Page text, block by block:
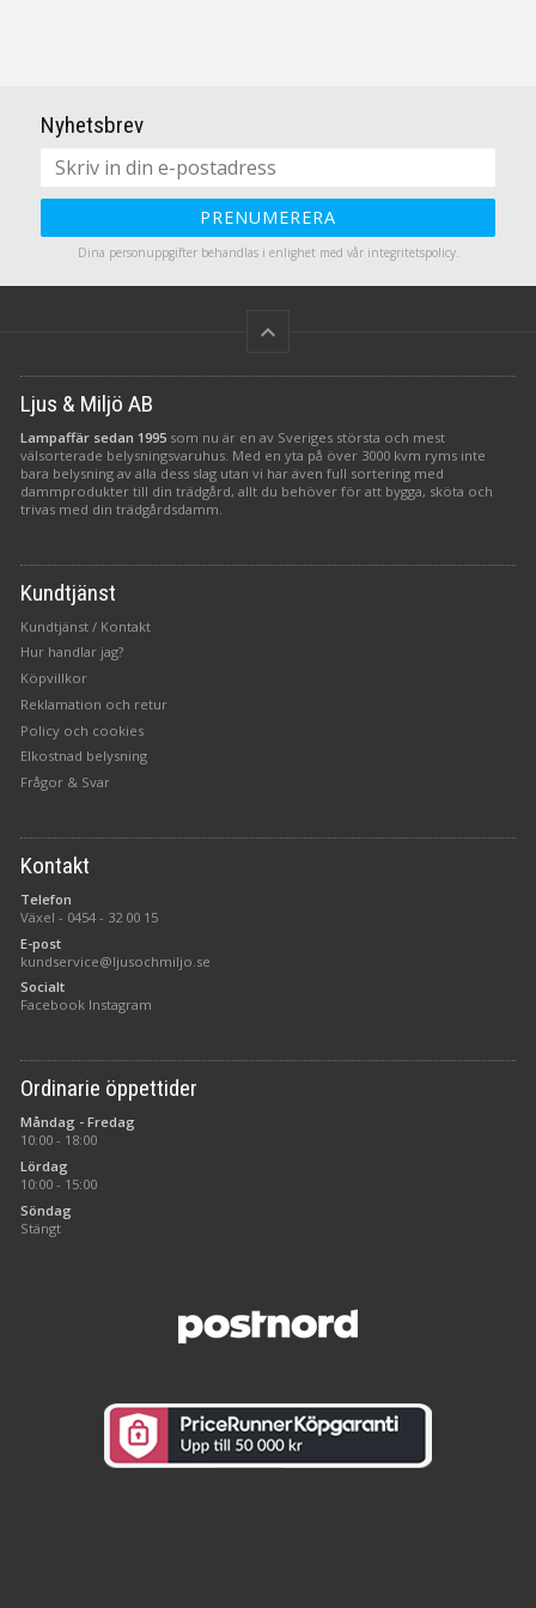
Nyhetsbrev
PRENUMERERA
Dina personuppgifter behandlas i enlighet med vår integritetspolicy.
keyboard_arrow_up
Ljus & Miljö AB
Lampaffär sedan 1995 som nu är en av Sveriges största och mest
välsorterade belysningsvaruhus. Med en yta på över 3000 kvm ryms inte
bara belysning av alla dess slag utan vi har även full sortering med
dammprodukter till din trädgård, allt du behöver för att bygga, sköta och
trivas med din trädgårdsdamm.
Kundtjänst
Kundtjänst / Kontakt
Hur handlar jag?
Köpvillkor
Reklamation och retur
Policy och cookies
Elkostnad belysning
Frågor & Svar
Kontakt
Telefon
Växel - 0454 - 32 00 15
E-post
kundservice@ljusochmiljo.se
Socialt
Facebook Instagram
Ordinarie öppettider
Måndag - Fredag
10:00 - 18:00
Lördag
10:00 - 15:00
Söndag
Stängt